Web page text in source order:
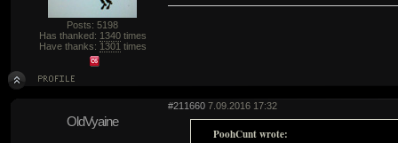
Posts: 5198
Has thanked: 1340times
Have thanks: 1301 times
#211660 7.09.2016 17:32
OldVyaine
PoohCunt wrote: